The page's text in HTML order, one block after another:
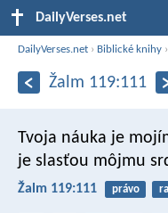
DailyVerses.net
DailyVerses.net › Biblické knihy
Žalm 119:111
Tvoja náuka je
je slasťou môjmu
Žalm 119:111 právo